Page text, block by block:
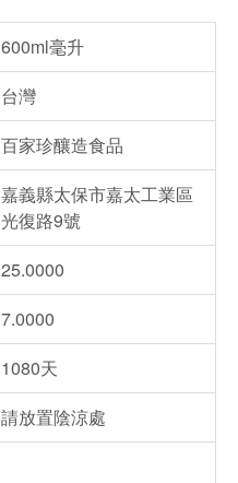
600ml毫升
台灣
百家珍釀造食品
嘉義縣太保市嘉太工業區
光復路9號
25.0000
7.0000
1080天
請放置陰涼處